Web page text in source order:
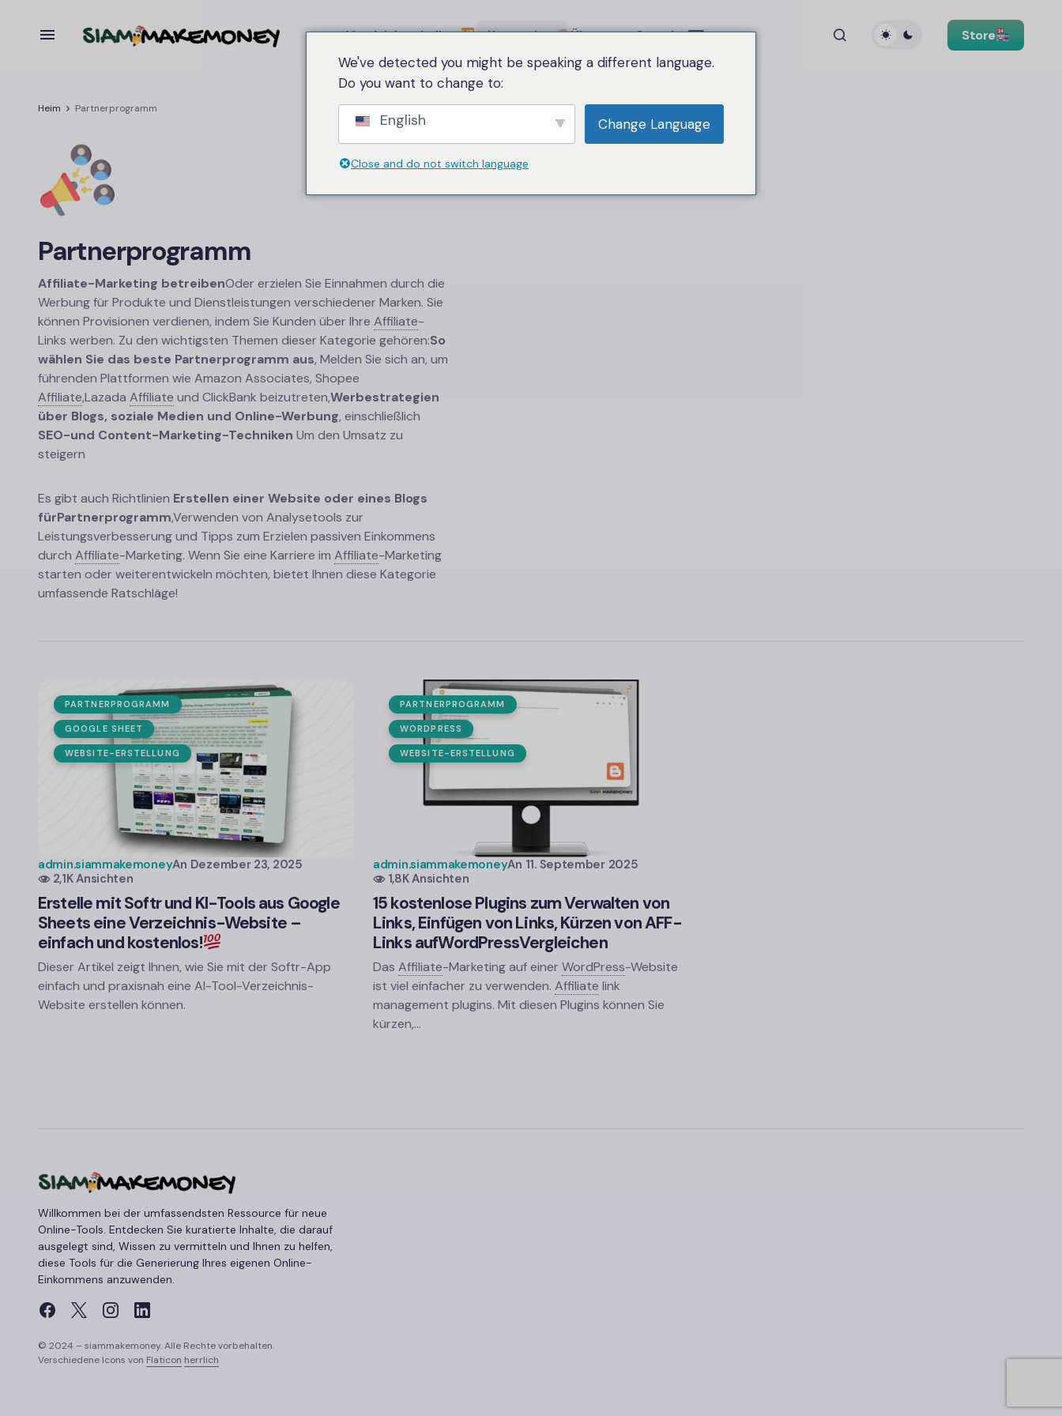
Vergleichstabelle Kategorie Über uns Sprache Store
Heim Partnerprogramm
Partnerprogramm
Affiliate-Marketing betreibenOder erzielen Sie Einnahmen durch die
Werbung für Produkte und Dienstleistungen verschiedener Marken. Sie
können Provisionen verdienen, indem Sie Kunden über Ihre Affiliate-
Links werben. Zu den wichtigsten Themen dieser Kategorie gehören:So
wählen Sie das beste Partnerprogramm aus, Melden Sie sich an, um
führenden Plattformen wie Amazon Associates, Shopee
Affiliate,Lazada Affiliate und ClickBank beizutreten,Werbestrategien
über Blogs, soziale Medien und Online-Werbung, einschließlich
SEO-und Content-Marketing-Techniken Um den Umsatz zu
steigern
Es gibt auch Richtlinien Erstellen einer Website oder eines Blogs
fürPartnerprogramm,Verwenden von Analysetools zur
Leistungsverbesserung und Tipps zum Erzielen passiven Einkommens
durch Affiliate-Marketing. Wenn Sie eine Karriere im Affiliate-Marketing
starten oder weiterentwickeln möchten, bietet Ihnen diese Kategorie
umfassende Ratschläge!
PARTNERPROGRAMM
GOOGLE SHEET
WEBSITE-ERSTELLUNG
admin.siammakemoneyAn Dezember 23, 2025
2,1K Ansichten
Erstelle mit Softr und KI-Tools aus Google
Sheets eine Verzeichnis-Website –
einfach und kostenlos!
Dieser Artikel zeigt Ihnen, wie Sie mit der Softr-App
einfach und praxisnah eine AI-Tool-Verzeichnis-
Website erstellen können.
PARTNERPROGRAMM
WORDPRESS
WEBSITE-ERSTELLUNG
admin.siammakemoneyAn 11. September 2025
1,8K Ansichten
15 kostenlose Plugins zum Verwalten von
Links, Einfügen von Links, Kürzen von AFF-
Links aufWordPressVergleichen
Das Affiliate-Marketing auf einerWordPress-Website
ist viel einfacher zu verwenden. Affiliate link
management plugins. Mit diesen Plugins können Sie
kürzen,…
Willkommen bei der umfassendsten Ressource für neue
Online-Tools. Entdecken Sie kuratierte Inhalte, die darauf
ausgelegt sind, Wissen zu vermitteln und Ihnen zu helfen,
diese Tools für die Generierung Ihres eigenen Online-
Einkommens anzuwenden.
© 2024 – siammakemoney. Alle Rechte vorbehalten.
Verschiedene Icons von Flaticon herrlich
We've detected you might be speaking a different language.
Do you want to change to:
English Change Language
Close and do not switch language